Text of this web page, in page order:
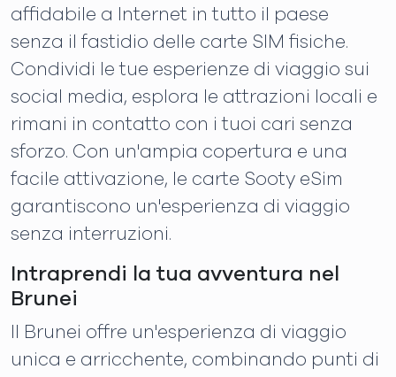
affidabile a Internet in tutto il paese
senza il fastidio delle carte SIM fisiche.
Condividi le tue esperienze di viaggio sui
social media, esplora le attrazioni locali e
rimani in contatto con i tuoi cari senza
sforzo. Con un'ampia copertura e una
facile attivazione, le carte Sooty eSim
garantiscono un'esperienza di viaggio
senza interruzioni.
Intraprendi la tua avventura nel
Brunei
Il Brunei offre un'esperienza di viaggio
unica e arricchente, combinando punti di